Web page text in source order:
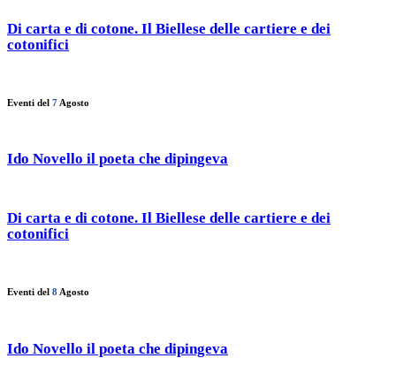
Di carta e di cotone. Il Biellese delle cartiere e dei
cotonifici
Eventi del 7 Agosto
Ido Novello il poeta che dipingeva
Di carta e di cotone. Il Biellese delle cartiere e dei
cotonifici
Eventi del 8 Agosto
Ido Novello il poeta che dipingeva